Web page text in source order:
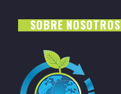
SOBRE NOSOTROS